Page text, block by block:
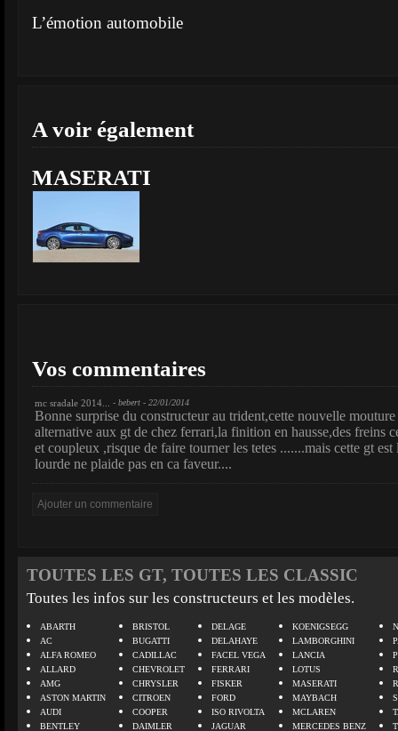
L’émotion automobile
A voir également
MASERATI
Vos commentaires
mc sradale 2014... - bebert - 22/01/2014
Bonne surprise du constructeur au trident,cette nouvelle
alternative aux gt de chez ferrari,la finition en hausse,des freins
et coupleux ,risque de faire tourner les tetes .......mais cette gt
lourde ne plaide pas en ca faveur....
TOUTES LES GT, TOUTES LES CLASSIC
Toutes les infos sur les constructeurs et les modèles.
ABARTH
AC
ALFA ROMEO
ALLARD
AMG
ASTON MARTIN
AUDI
BENTLEY
BRISTOL
BUGATTI
CADILLAC
CHEVROLET
CHRYSLER
CITROEN
COOPER
DAIMLER
DELAGE
DELAHAYE
FACEL VEGA
FERRARI
FISKER
FORD
ISO RIVOLTA
JAGUAR
KOENIGSEGG
LAMBORGHINI
LANCIA
LOTUS
MASERATI
MAYBACH
MCLAREN
MERCEDES BENZ